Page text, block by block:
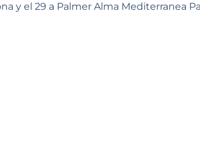
y el 29 a Palmer Alma Mediterranea